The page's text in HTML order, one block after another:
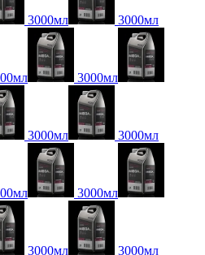
3000мл 3000мл
3000мл
3000мл 3000мл
3000мл
3000мл 3000мл